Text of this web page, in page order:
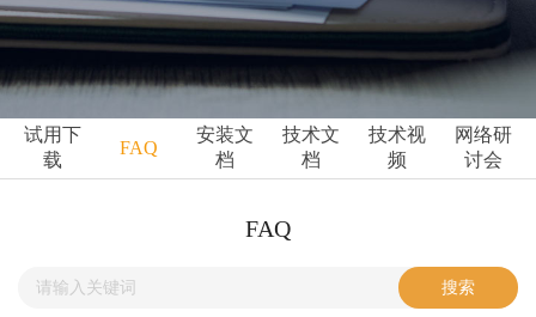
公司简介
发展历程
企业文化
ARM
Ansys
亿道动态
市场活动
技术文档
试用下
载
FAQ
安装文
档
技术文
档
技术视
频
网络研
讨会
FAQ